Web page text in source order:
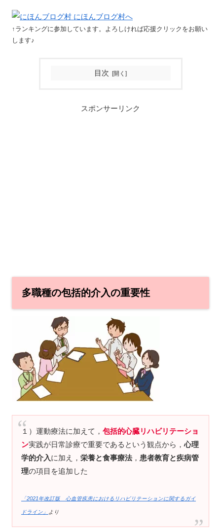
↑ランキングに参加しています。よろしければ応援クリックをお願い
します♪
目次
スポンサーリンク
多職種の包括的介入の重要性
１）運動療法に加えて， 包括的心臓リハビリテーショ
ン実践が日常診療で重要であるという観点から，心理
学的介入に加え， 栄養と食事療法， 患者教育と疾病管
理の項目を追加した
「2021年改訂版 心血管疾患におけるリハビリテーションに関するガイ
ドライン」 より